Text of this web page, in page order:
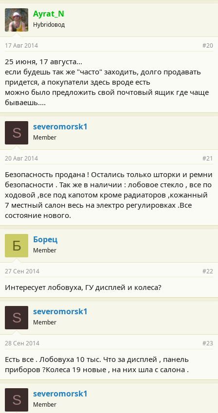
Ayrat_N
Hybridовод
17 Авг 2014 #20
25 июня, 17 августа...
если будешь так же "часто" заходить, долго продавать
придется, а покупатели здесь вроде есть
можно было предложить свой почтовый ящик где чаще
бываешь....
S severomorsk1
Member
20 Авг 2014 #21
Безопасность продана ! Остались только шторки и ремни
безопасности . Так же в наличии : лобовое стекло , все по
ходовой ,все под капотом кроме радиаторов ,кожанный
7 местный салон весь на электро регулировках .Все
состояние нового.
Б Борец
Member
27 Сен 2014 #22
Интересует лобовуха, ГУ дисплей и колеса?
S severomorsk1
Member
28 Сен 2014 #23
Есть все . Лобовуха 10 тыс. Что за дисплей , панель
приборов ?Колеса 19 новые , на них шла с салона .
S severomorsk1
Member